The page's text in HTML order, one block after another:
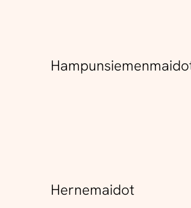
Hernemaidot